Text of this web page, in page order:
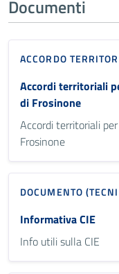
Documenti
ACCORDO
Accordi territoriali
di Frosinone
Accordi territoriali
Frosinone
DOCUMENTO
Informativa CIE
Info utili sulla CIE